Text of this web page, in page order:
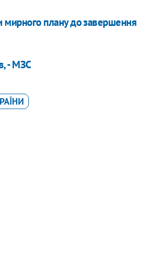
мирного плану до завершення
- МЗС